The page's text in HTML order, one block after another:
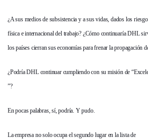
¿A sus medios de subsistencia y a sus vidas, dados los
física e internacional del trabajo? ¿Cómo continuaría DHL
los países cierran sus economías para frenar la propagación
¿Podría DHL continuar cumpliendo con su misión de
”?
En pocas palabras, sí, podría. Y pudo.
La empresa no solo ocupa el segundo lugar en la lista de